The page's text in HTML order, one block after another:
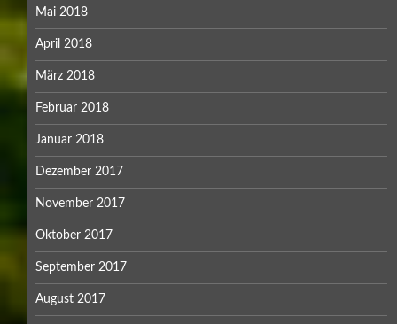
Mai 2018
April 2018
März 2018
Februar 2018
Januar 2018
Dezember 2017
November 2017
Oktober 2017
September 2017
August 2017